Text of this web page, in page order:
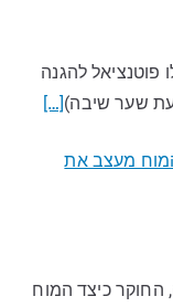
פוטנציאל להגנה
שער שיבה)[…]
המוח מעצב את
החוקר כיצד המוח